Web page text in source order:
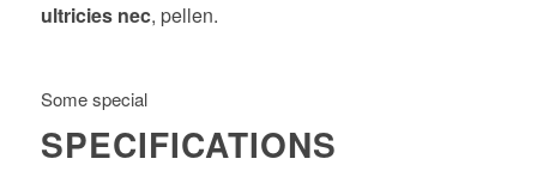
ultricies nec, pellen.
Some special
SPECIFICATIONS